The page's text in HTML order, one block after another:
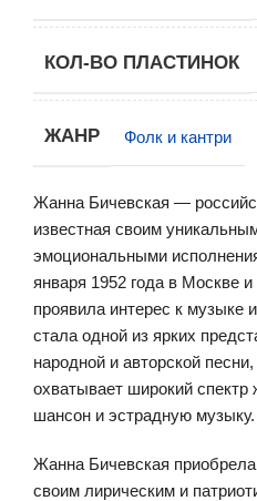
КОЛ-ВО ПЛАСТИНОК
ЖАНР Фолк и кантри
Жанна Бичевская —
известная своим
эмоциональными
января 1952 года в Москве и
проявила интерес к музыке
стала одной из ярких
народной и авторской
охватывает широкий
шансон и эстрадную музыку.
Жанна Бичевская
своим лирическим и